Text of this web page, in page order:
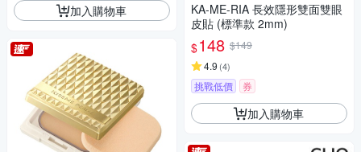
加入購物車
KA-ME-RIA 長效隱形雙面雙眼
皮貼 (標準款 2mm)
$148 $149
4.9 (4)
挑戰低價 券
加入購物車